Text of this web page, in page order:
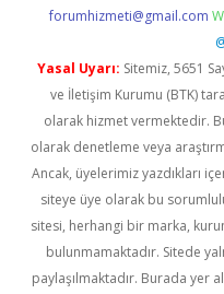
forumhizmeti@gmail.com
Yasal Uyarı: Sitemiz, 5651
ve İletişim Kurumu (BTK)
olarak hizmet vermektedir.
olarak denetleme veya
Ancak, üyelerimiz yazdıkları
siteye üye olarak bu
sitesi, herhangi bir marka,
bulunmamaktadır. Sitede
paylaşılmaktadır. Burada yer